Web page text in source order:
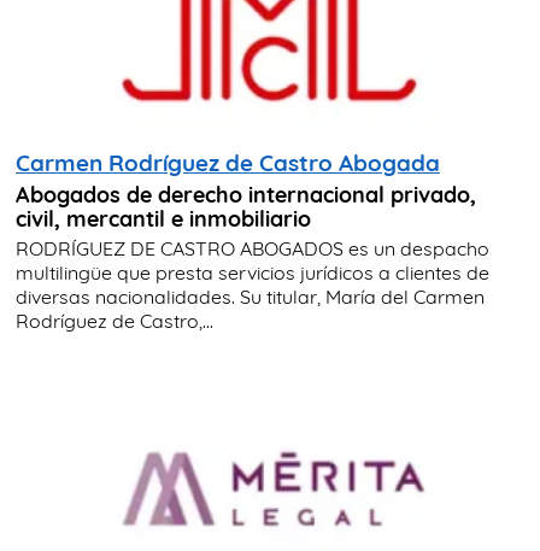
Carmen Rodríguez de Castro Abogada
Abogados de derecho internacional privado,
civil, mercantil e inmobiliario
RODRÍGUEZ DE CASTRO ABOGADOS es un despacho
multilingüe que presta servicios jurídicos a clientes de
diversas nacionalidades. Su titular, María del Carmen
Rodríguez de Castro,...